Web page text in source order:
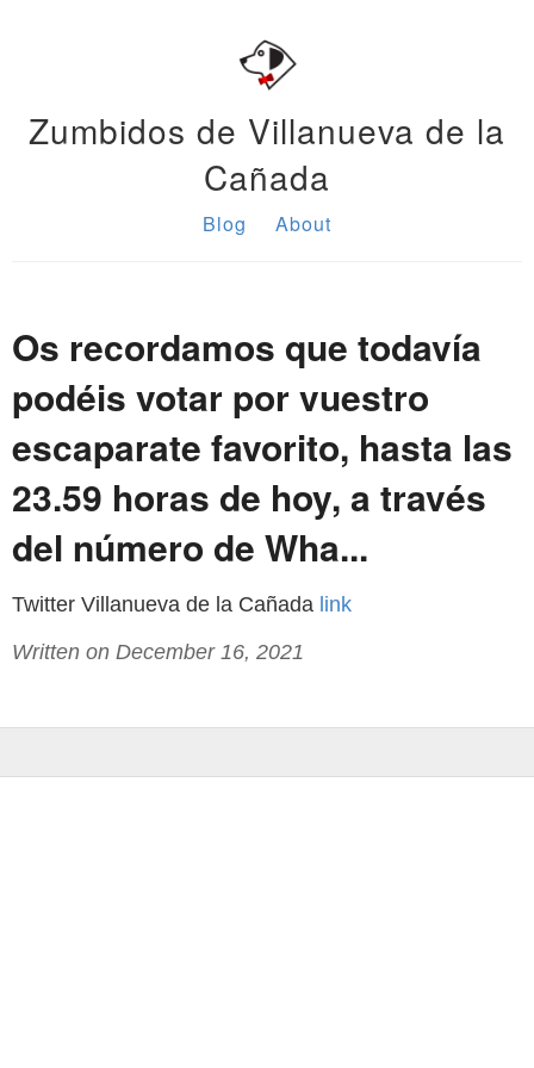
Zumbidos de Villanueva de la
Cañada
Blog About
Os recordamos que todavía
podéis votar por vuestro
escaparate favorito, hasta las
23.59 horas de hoy, a través
del número de Wha...
Twitter Villanueva de la Cañada link
Written on December 16, 2021